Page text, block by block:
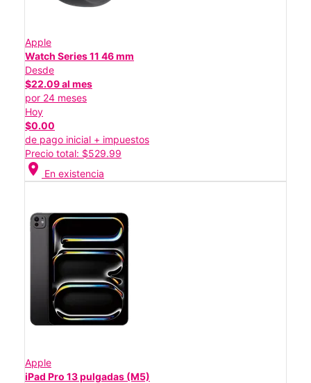
Apple
Watch Series 11 46 mm
Desde
$22.09 al mes
por 24 meses
Hoy
$0.00
de pago inicial + impuestos
Precio total: $529.99
location_on En existencia
Apple
iPad Pro 13 pulgadas (M5)